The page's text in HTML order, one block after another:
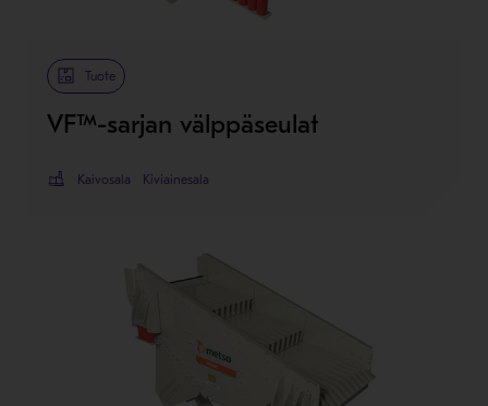
Tuote
VF™-sarjan välppäseulat
Kaivosala Kiviainesala